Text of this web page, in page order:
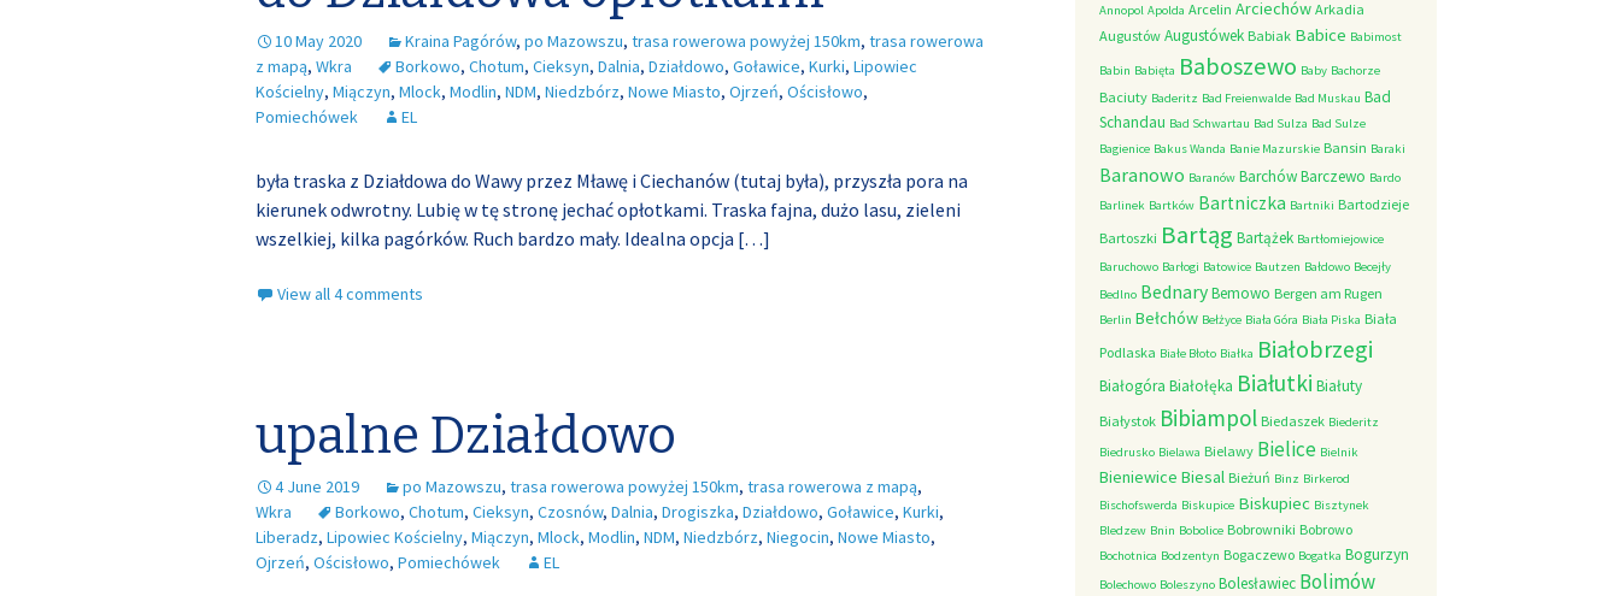
10 May 2020 Kraina Pagórów, po Mazowszu, trasa rowerowa powyżej 150km, trasa rowerowa
z mapą, Wkra Borkowo, Chotum, Cieksyn, Dalnia, Działdowo, Goławice, Kurki, Lipowiec
Kościelny, Miączyn, Mlock, Modlin, NDM, Niedzbórz, Nowe Miasto, Ojrzeń, Ościsłowo,
Pomiechówek
EL
była traska z Działdowa do Wawy przez Mławę i Ciechanów (tutaj była), przyszła pora na
kierunek odwrotny. Lubię w tę stronę jechać opłotkami. Traska fajna, dużo lasu, zieleni
wszelkiej, kilka pagórków. Ruch bardzo mały. Idealna opcja […]
View all 4 comments
upalne Działdowo
4 June 2019 po Mazowszu, trasa rowerowa powyżej 150km, trasa rowerowa z mapą,
Wkra
Borkowo, Chotum, Cieksyn, Czosnów, Dalnia, Drogiszka, Działdowo, Goławice, Kurki,
Liberadz, Lipowiec Kościelny, Miączyn, Mlock, Modlin, NDM, Niedzbórz, Niegocin, Nowe Miasto,
Ojrzeń, Ościsłowo, Pomiechówek EL
Annopol Apolda Arcelin Arciechów Arkadia
Augustów Augustówek Babiak Babice Babimost
Babin Babięta Baboszewo Baby Bachorze
Baciuty Baderitz Bad Freienwalde Bad Muskau Bad
Schandau Bad Schwartau Bad Sulza Bad Sulze
Bagienice Bakus Wanda Banie Mazurskie Bansin Baraki
Baranowo Baranów BarchówBarczewo Bardo
Barlinek Bartków Bartniczka Bartniki Bartodzieje
Bartoszki Bartąg Bartążek Bartłomiejowice
Baruchowo Barłogi Batowice Bautzen Bałdowo Becejły
Bedlno BednaryBemowo Bergen am Rugen
Berlin Bełchów Bełżyce Biała Góra Biała Piska Biała
Podlaska Białe Błoto Białka Białobrzegi
Białogóra Białołęka Białutki Białuty
Białystok Bibiampol Biedaszek Biederitz
Biedrusko Bielawa Bielawy Bielice Bielnik
Bieniewice Biesal Bieżuń Binz Birkerod
Bischofswerda Biskupice Biskupiec Bisztynek
Bledzew Bnin Bobolice Bobrowniki Bobrowo
Bochotnica Bodzentyn Bogaczewo Bogatka Bogurzyn
Bolechowo Boleszyno Bolesławiec Bolimów